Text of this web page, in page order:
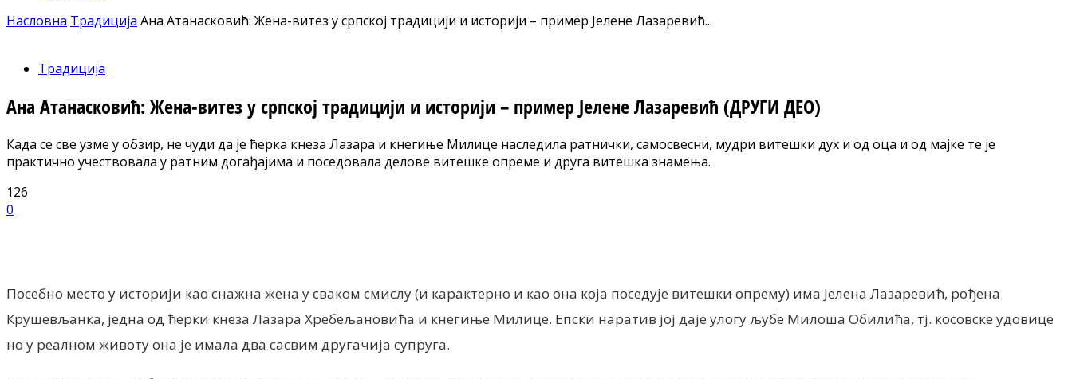
Насловна Традиција Ана Атанасковић: Жена-витез у српској традицији и историји – пример Јелене Лазаревић...
Традиција
Ана Атанасковић: Жена-витез у српској традицији и историји – пример Јелене Лазаревић (ДРУГИ ДЕО)
Када се све узме у обзир, не чуди да је ћерка кнеза Лазара и кнегиње Милице наследила ратнички, самосвесни, мудри витешки дух и од оца и од мајке те је
практично учествовала у ратним догађајима и поседовала делове витешке опреме и друга витешка знамења.
126
0
Посебно место у историји као снажна жена у сваком смислу (и карактерно и као она која поседује витешки опрему) има Јелена Лазаревић, рођена
Крушевљанка, једна од ћерки кнеза Лазара Хребељановића и кнегиње Милице. Епски наратив јој даје улогу љубе Милоша Обилића, тј. косовске удовице
но у реалном животу она је имала два сасвим другачија супруга.